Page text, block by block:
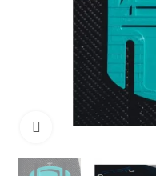
Cliquez pour